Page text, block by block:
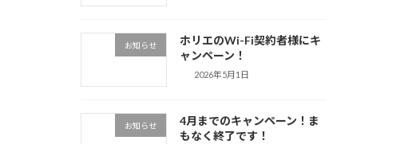
お知らせ
ホリエのWi-Fi契約者様にキ
ャンペーン！
2026年5月1日
お知らせ
4月までのキャンペーン！ま
もなく終了です！